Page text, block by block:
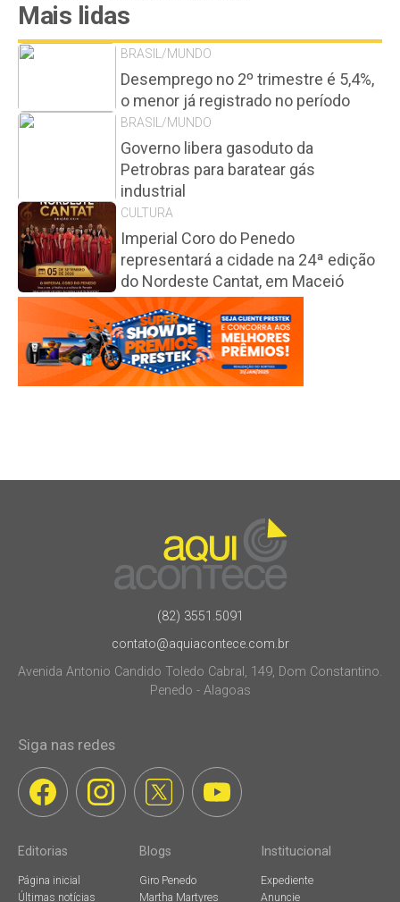
Mais lidas
BRASIL/MUNDO
Desemprego no 2º trimestre é 5,4%,
o menor já registrado no período
BRASIL/MUNDO
Governo libera gasoduto da
Petrobras para baratear gás
industrial
CULTURA
Imperial Coro do Penedo
representará a cidade na 24ª edição
do Nordeste Cantat, em Maceió
(82) 3551.5091
contato@aquiacontece.com.br
Avenida Antonio Candido Toledo Cabral, 149, Dom Constantino.
Penedo - Alagoas
Siga nas redes
Editorias
Página inicial
Últimas notícias
Blogs
Giro Penedo
Martha Martyres
Institucional
Expediente
Anuncie